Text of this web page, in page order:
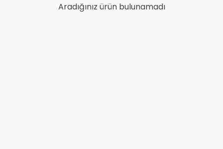
Aradığınız ürün bulunamadı